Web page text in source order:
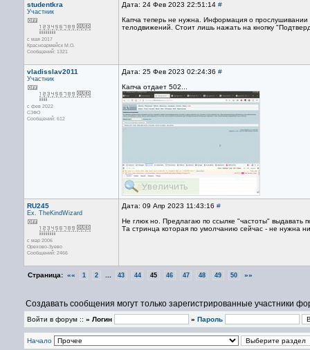
studentkra
Участник
с мая 2017
Красноармейск М.О.
Сообщений: 1321
Дата: 24 Фев 2023 22:51:14 #
Капча теперь не нужна. Информация о
телодвижений. Стоит лишь нажать на кнопку
vladisslav2011
Участник
с фев 2022
СЗФО
Сообщений: 612
Дата: 25 Фев 2023 02:24:36 #
Капча отдает 502...
RU245
Ex. TheKindWizard
с мар 2006
Орехово-Зуево
Сообщений: 2466
Дата: 09 Апр 2023 11:43:16 #
Не глюк но. Предлагаю по ссылке "частоты" выдавать
Та стринца которая по умолчанию сейчас - не нужна
Страница: «« 1 2 43 44 45 46 47 48 49 50 »»
Создавать сообщения могут только зарегистрированные участники
Войти в форум :: » Логин » Пароль
Начало